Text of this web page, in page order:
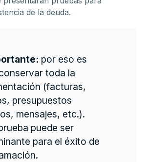
de la deuda.
por eso es
toda la
(facturas,
presupuestos
mensajes, etc.).
puede ser
para el éxito de